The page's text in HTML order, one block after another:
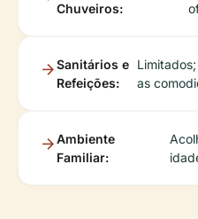
Chuveiros:
Sanitários e
Refeições:
as
Ambiente
Familiar: